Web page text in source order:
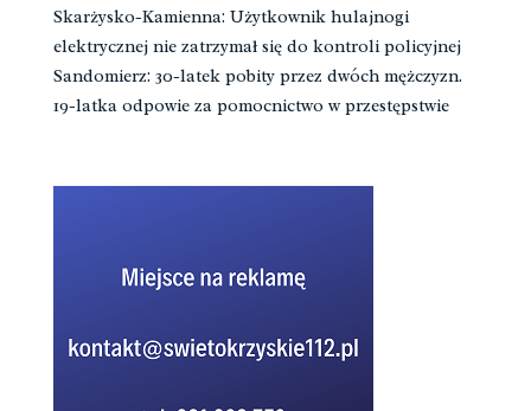
Skarżysko-Kamienna: Użytkownik hulajnogi
elektrycznej nie zatrzymał się do kontroli policyjnej
Sandomierz: 30-latek pobity przez dwóch mężczyzn.
19-latka odpowie za pomocnictwo w przestępstwie